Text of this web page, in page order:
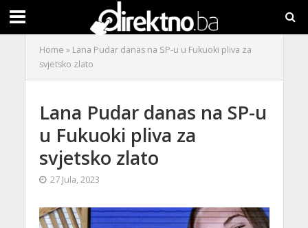
Home » Lana Pudar danas na SP-u u Fukuoki pliva za
svjetsko zlato
Lana Pudar danas na SP-u
u Fukuoki pliva za
svjetsko zlato
27 Jula, 2023